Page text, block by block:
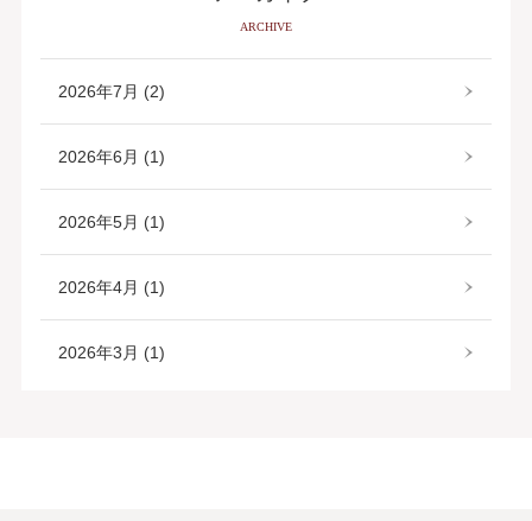
ARCHIVE
2026年7月 (2)
2026年6月 (1)
2026年5月 (1)
2026年4月 (1)
2026年3月 (1)